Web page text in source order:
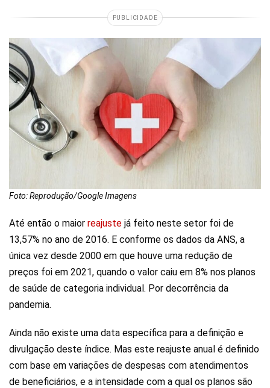
PUBLICIDADE
Foto: Reprodução/Google Imagens
Até então o maior reajuste já feito neste setor foi de
13,57% no ano de 2016. E conforme os dados da ANS, a
única vez desde 2000 em que houve uma redução de
preços foi em 2021, quando o valor caiu em 8% nos planos
de saúde de categoria individual. Por decorrência da
pandemia.
Ainda não existe uma data específica para a definição e
divulgação deste índice. Mas este reajuste anual é definido
com base em variações de despesas com atendimentos
de beneficiários, e a intensidade com a qual os planos são